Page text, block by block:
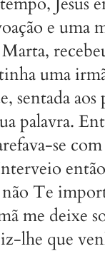
e uma
Marta,
uma
sentada aos
palavra.
se
Te
me deixe
lhe que